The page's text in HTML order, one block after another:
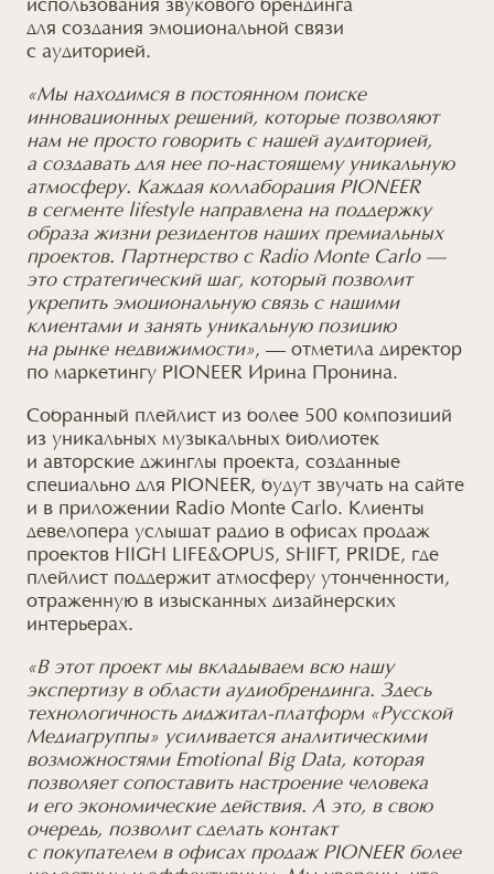
использования звукового брендинга
для создания эмоциональной связи
с аудиторией.
«Мы находимся в постоянномпоиске
инновационных решений, которые позволяют
нам не простоговорить с нашейаудиторией,
а создавать для неепо-настоящему уникальную
атмосферу. Каждая коллаборация PIONEER
в сегментеlifestyle направлена на поддержку
образа жизни резидентов наших премиальных
проектов. Партнерство с RadioMonte Carlo —
это стратегический шаг, который позволит
укрепить эмоциональную связь с нашими
клиентами и занятьуникальную позицию
на рынкенедвижимости», — отметила директор
по маркетингуPIONEER Ирина Пронина.
Собранный плейлист из более 500 композиций
из уникальныхмузыкальных библиотек
и авторскиеджинглы проекта, созданные
специально для PIONEER, будут звучать на сайте
и в приложении Radio Monte Carlo. Клиенты
девелопера услышат радио в офисахпродаж
проектов HIGH LIFE&OPUS, SHIFT, PRIDE, где
плейлист поддержит атмосферу утонченности,
отраженную в изысканныхдизайнерских
интерьерах.
«В этот проект мы вкладываем всю нашу
экспертизу в областиаудиобрендинга. Здесь
технологичность диджитал-платформ «Русской
Медиагруппы» усиливается аналитическими
возможностями Emotional Big Data, которая
позволяет сопоставить настроение человека
и егоэкономические действия. А это, в свою
очередь, позволит сделать контакт
с покупателем в офисахпродаж PIONEER более